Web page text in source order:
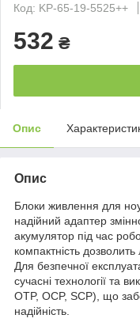
Код: KP-65-19-5525++
532 ₴
Опис
Опис
Блоки живлення для
надійний адаптер
акумулятор під час
компактність
Для безпечної
сучасні технології та
OTP, OCP, SCP), що
надійність.